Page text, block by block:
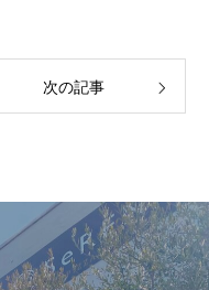
次の記事